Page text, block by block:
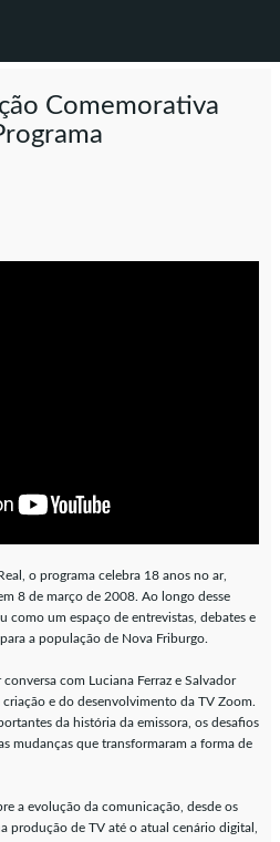
Comemorativa
o programa celebra 18 anos no ar,
8 de março de 2008. Ao longo desse
como um espaço de entrevistas, debates e
a população de Nova Friburgo.
com Luciana Ferraz e Salvador
e do desenvolvimento da TV Zoom.
da história da emissora, os desafios
mudanças que transformaram a forma de
a evolução da comunicação, desde os
produção de TV até o atual cenário digital,